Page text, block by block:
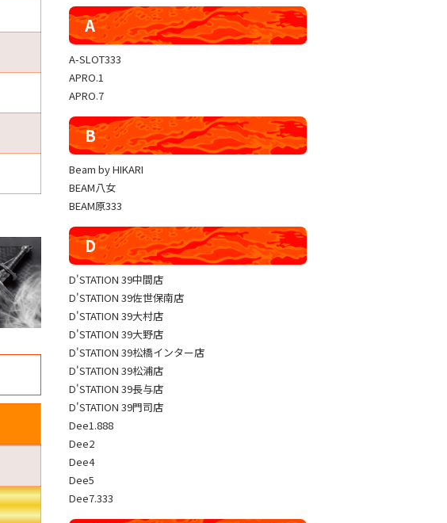
天極
玉屋共闘取材
SHOW TIME取材
聖域取材
戸畑クエスト
YUKO LUCKY×FACE 共闘取材
ヴァルヴレイヴ編集部一斉調査
三共闘取材
熊本の陣
協力取材
ゼッパチ取材
A
A-SLOT333
APRO.1
APRO.7
B
Beam by HIKARI
BEAM八女
BEAM原333
D
D'STATION 39中間店
D'STATION 39佐世保南店
D'STATION 39大村店
D'STATION 39大野店
D'STATION 39松橋インター店
D'STATION 39松浦店
D'STATION 39長与店
D'STATION 39門司店
Dee1.888
Dee2
Dee4
Dee5
Dee7.333